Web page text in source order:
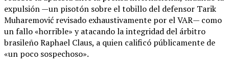
expulsión —un pisotón sobre el tobillo del defensor Tarik
Muharemović revisado exhaustivamente por el VAR— como
un fallo «horrible» y atacando la integridad del árbitro
brasileño Raphael Claus, a quien calificó públicamente de
«un poco sospechoso».